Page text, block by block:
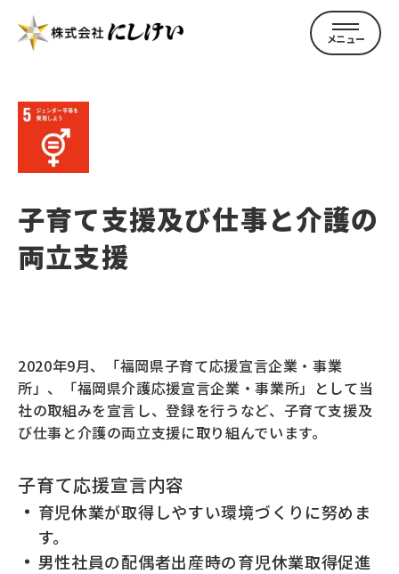
にしけいについて
CSRの取組み
サイトマップ
子育て支援及び仕事と介護の
両立支援
2020年9月、「福岡県子育て応援宣言企業・事業
所」、「福岡県介護応援宣言企業・事業所」として当
社の取組みを宣言し、登録を行うなど、子育て支援及
び仕事と介護の両立支援に取り組んでいます。
子育て応援宣言内容
育児休業が取得しやすい環境づくりに努めま
す。
男性社員の配偶者出産時の育児休業取得促進